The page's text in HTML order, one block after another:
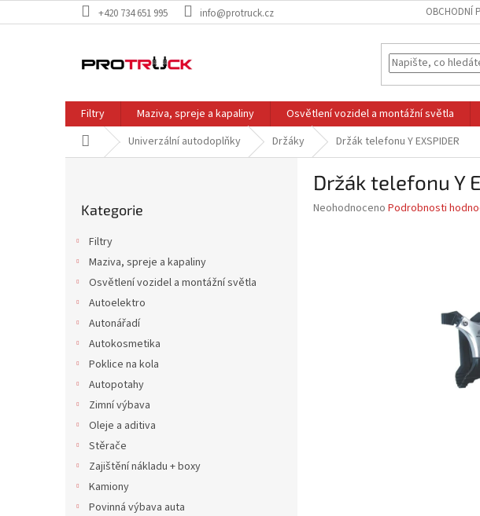
na
+420 734 651 995 info@protruck.cz OBCHODNÍ
Filtry Maziva, spreje a kapaliny Osvětlení vozidel a montážní světla
Domů Univerzální autodoplňky Držáky Držák telefonu Y EXSPIDER
kategorie
Kategorie
Filtry
Maziva, spreje a kapaliny
Osvětlení vozidel a montážní světla
Autoelektro
Autonářadí
Autokosmetika
Poklice na kola
Autopotahy
Zimní výbava
Oleje a aditiva
Stěrače
Zajištění nákladu + boxy
Kamiony
Povinná výbava auta
Držák telefonu Y
Průměrné
Neohodnoceno Podrobnosti